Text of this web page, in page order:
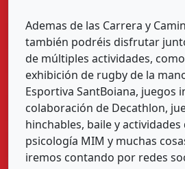
Ademas de las Carrera y
también podréis disfrutar
de múltiples actividades,
exhibición de rugby de la
Esportiva SantBoiana, juegos
colaboración de Decathlon,
hinchables, baile y
psicología MIM y muchas
iremos contando por redes